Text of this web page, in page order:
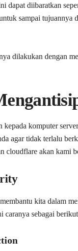
dapat diibaratkan
sampai tujuannya
dilakukan dengan
komputer
agar tidak terlalu
cloudflare akan kami
kita dalam
caranya sebagai